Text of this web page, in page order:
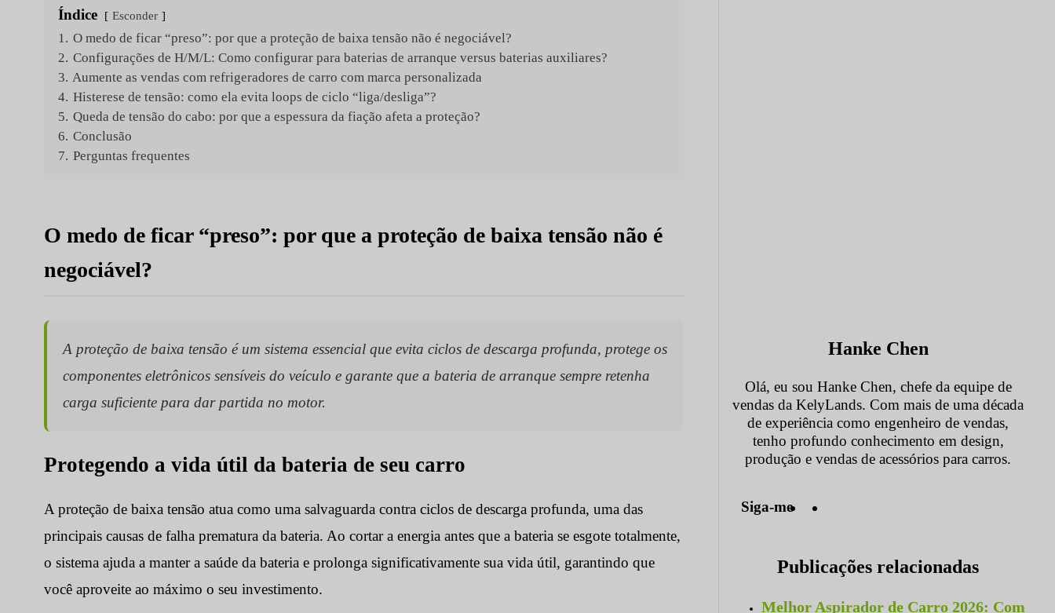
Índice Esconder
1. O medo de ficar “preso”: por que a proteção de baixa tensão não é negociável?
2. Configurações de H/M/L: Como configurar para baterias de arranque versus baterias auxiliares?
3. Aumente as vendas com refrigeradores de carro com marca personalizada
4. Histerese de tensão: como ela evita loops de ciclo “liga/desliga”?
5. Queda de tensão do cabo: por que a espessura da fiação afeta a proteção?
6. Conclusão
7. Perguntas frequentes
O medo de ficar “preso”: por que a proteção de baixa tensão não é
negociável?
A proteção de baixa tensão é um sistema essencial que evita ciclos de descarga profunda, protege os
componentes eletrônicos sensíveis do veículo e garante que a bateria de arranque sempre retenha
carga suficiente para dar partida no motor.
Protegendo a vida útil da bateria de seu carro
A proteção de baixa tensão atua como uma salvaguarda contra ciclos de descarga profunda, uma das
principais causas de falha prematura da bateria. Ao cortar a energia antes que a bateria se esgote totalmente,
o sistema ajuda a manter a saúde da bateria e prolonga significativamente sua vida útil, garantindo que
você aproveite ao máximo o seu investimento.
Hanke Chen
Olá, eu sou Hanke Chen, chefe da equipe de
vendas da KelyLands. Com mais de uma década
de experiência como engenheiro de vendas,
tenho profundo conhecimento em design,
produção e vendas de acessórios para carros.
Siga-me
Publicações relacionadas
Melhor Aspirador de Carro 2026: Com